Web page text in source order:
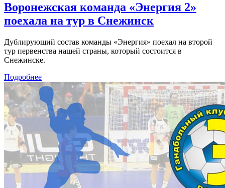
Воронежская команда «Энергия 2»
поехала на тур в Снежинск
Дублирующий состав команды «Энергия» поехал на второй
тур первенства нашей страны, который состоится в
Снежинске.
Подробнее